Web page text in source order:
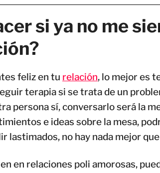
si ya no me
feliz en tu relación, lo mejor es
terapia si se trata de un
persona sí, conversarlo será la
e ideas sobre la mesa,
lastimados, no hay nada mejor
en relaciones poli amorosas,